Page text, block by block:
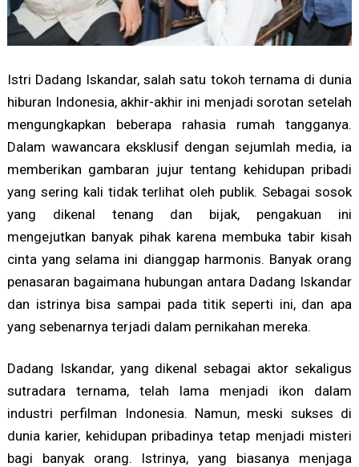
Istri Dadang Iskandar, salah satu tokoh ternama di dunia
hiburan Indonesia, akhir-akhir ini menjadi sorotan setelah
mengungkapkan beberapa rahasia rumah tangganya.
Dalam wawancara eksklusif dengan sejumlah media, ia
memberikan gambaran jujur tentang kehidupan pribadi
yang sering kali tidak terlihat oleh publik. Sebagai sosok
yang dikenal tenang dan bijak, pengakuan ini
mengejutkan banyak pihak karena membuka tabir kisah
cinta yang selama ini dianggap harmonis. Banyak orang
penasaran bagaimana hubungan antara Dadang Iskandar
dan istrinya bisa sampai pada titik seperti ini, dan apa
yang sebenarnya terjadi dalam pernikahan mereka.
Dadang Iskandar, yang dikenal sebagai aktor sekaligus
sutradara ternama, telah lama menjadi ikon dalam
industri perfilman Indonesia. Namun, meski sukses di
dunia karier, kehidupan pribadinya tetap menjadi misteri
bagi banyak orang. Istrinya, yang biasanya menjaga